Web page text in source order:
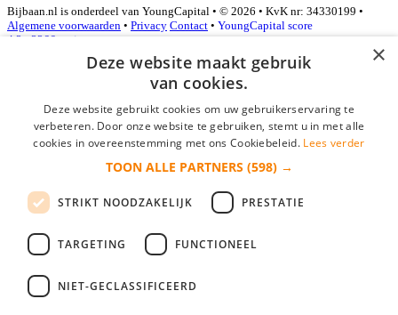
Bijbaan.nl is onderdeel van YoungCapital • © 2026 • KvK nr: 34330199 •
Algemene voorwaarden • Privacy Contact • YoungCapital score
4.3 - 3366 reviews
Inloggen als bedrijf
*
login gegevens onthouden
login
Bedrijf aanmelden
×
Deze website maakt gebruik
van cookies.
Deze website gebruikt cookies om uw gebruikerservaring te
verbeteren. Door onze website te gebruiken, stemt u in met alle
cookies in overeenstemming met ons Cookiebeleid. Lees verder
TOON ALLE PARTNERS (598) →
STRIKT NOODZAKELIJK PRESTATIE
TARGETING FUNCTIONEEL
NIET-GECLASSIFICEERD